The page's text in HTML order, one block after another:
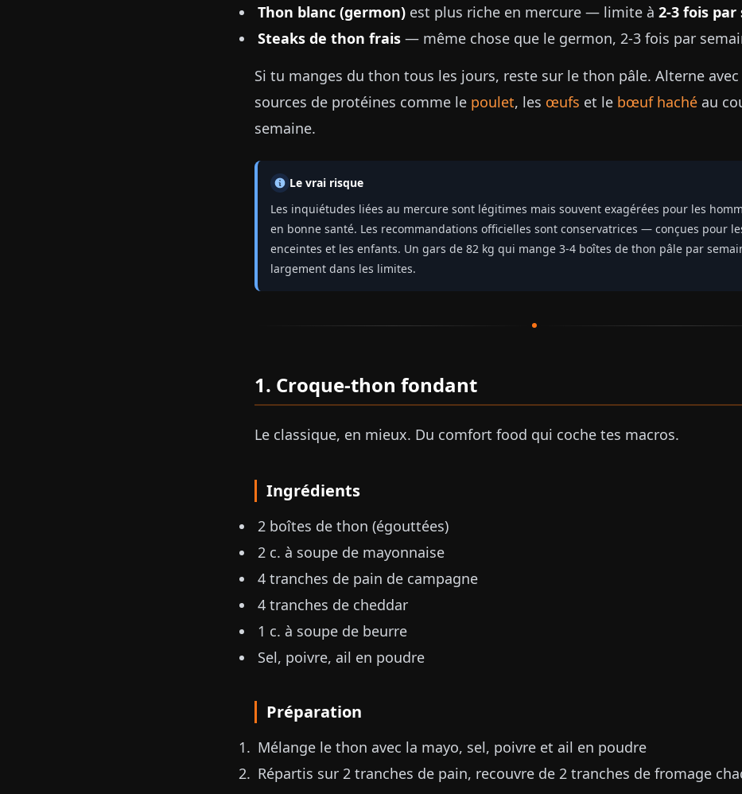
Thon blanc (germon) est plus riche en mercure — limite à 2-3 fois par
Steaks de thon frais — même chose que le germon, 2-3 fois par
Si tu manges du thon tous les jours, reste sur le thon pâle. Alterne
sources de protéines comme le poulet, les œufs et le bœuf haché au
semaine.
Le vrai risque
Les inquiétudes liées au mercure sont légitimes mais souvent exagérées pour les
en bonne santé. Les recommandations officielles sont conservatrices — conçues pour
enceintes et les enfants. Un gars de 82 kg qui mange 3-4 boîtes de thon pâle par
largement dans les limites.
1. Croque-thon fondant
Le classique, en mieux. Du comfort food qui coche tes macros.
Ingrédients
2 boîtes de thon (égouttées)
2 c. à soupe de mayonnaise
4 tranches de pain de campagne
4 tranches de cheddar
1 c. à soupe de beurre
Sel, poivre, ail en poudre
Préparation
Mélange le thon avec la mayo, sel, poivre et ail en poudre
Répartis sur 2 tranches de pain, recouvre de 2 tranches de fromage